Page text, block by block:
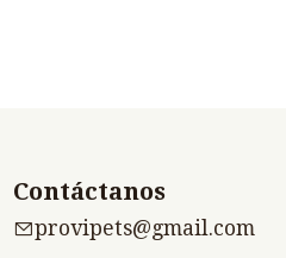
Contáctanos
provipets@gmail.com